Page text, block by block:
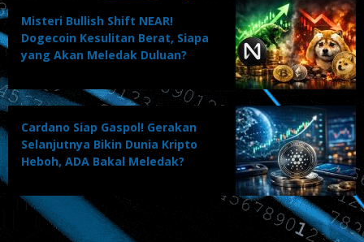
Misteri Bullish Shift NEAR!
Dogecoin Kesulitan Berat, Siapa
yang Akan Meledak Duluan?
Cardano Siap Gaspol! Gerakan
Selanjutnya Bikin Dunia Kripto
Heboh, ADA Bakal Meledak?